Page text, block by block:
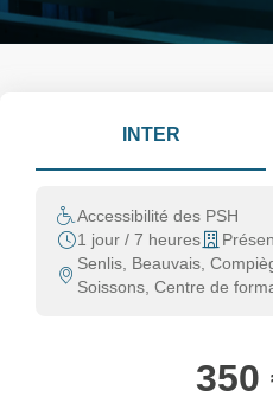
INTER
Accessibilité des PSH
1 jour / 7 heures
Senlis, Beauvais,
Soissons, Centre de
350